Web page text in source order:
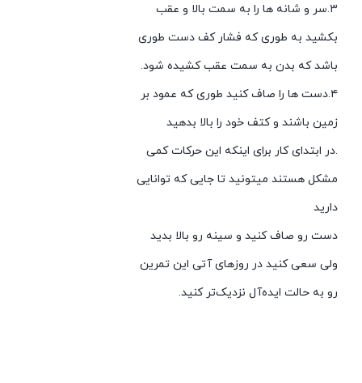
۳.سر و شانه ها را به سمت بالا و عقب
بکشید به طوری که فشار کف دست طوری
باشد که بدن به سمت عقب کشیده شود.
۴.دست ها را صاف کنید طوری که عمود بر
زمین باشند و کتف خود را بالا بدهید
.در ابتدای کار برای اینکه این حرکات کمی
مشکل هستند میتونید تا جایی که توانایی
دارید
دست رو صاف کنید و سینه رو بالا بدید
ولی سعی کنید در روزهای آتی این تمرین
رو به حالت ایده‌آل نزدیک‌تر کنید.